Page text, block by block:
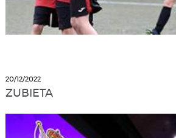
20/12/2022
ZUBIETA